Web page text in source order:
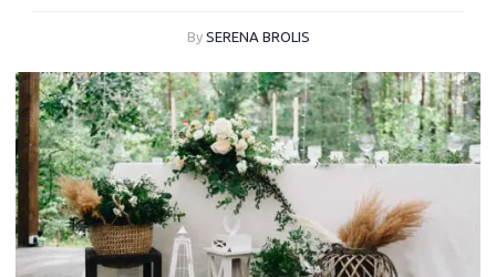
By SERENA BROLIS